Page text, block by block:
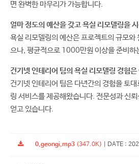
면 완벽한 마무리가 가능합니다.
얼마 정도의 예산을 갖고 욕실 리모델링을
욕실 리모델링의 예산은 프로젝트의 규모와
으나, 평균적으로 1000만원 이상을 준비하
건기넷 인테리어 팀의 욕실 리모델링 경험
건기넷 인테리어 팀은 다년간의 경험을 토
링 서비스를 제공해왔습니다. 전문성과 신
얻고 있습니다.
0.geongi.mp3 (347.0K) DATE :